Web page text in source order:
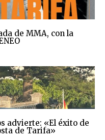
de MMA, con la
advierte: «El éxito de
de Tarifa»